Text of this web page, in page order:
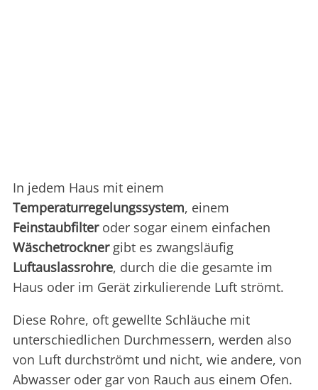
In jedem Haus mit einem
Temperaturregelungssystem, einem
Feinstaubfilteroder sogar einem einfachen
Wäschetrocknergibt es zwangsläufig
Luftauslassrohre, durch die die gesamte im
Haus oder im Gerät zirkulierende Luft strömt.
Diese Rohre, oft gewellte Schläuche mit
unterschiedlichen Durchmessern, werden also
von Luft durchströmt und nicht, wie andere, von
Abwasser oder gar von Rauch aus einem Ofen.